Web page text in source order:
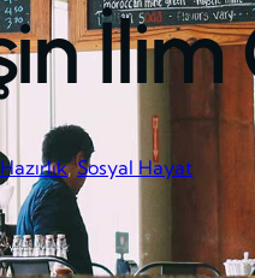
, Sosyal Hayat